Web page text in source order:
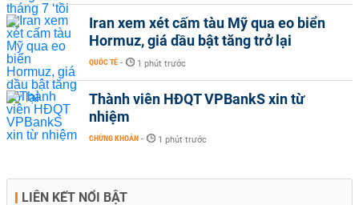
Iran xem xét cấm tàu Mỹ qua eo biển
Hormuz, giá dầu bật tăng trở lại
QUỐC TẾ - 1 phút trước
Thành viên HĐQT VPBankS xin từ
nhiệm
CHỨNG KHOÁN - 1 phút trước
LIÊN KẾT NỔI BẬT